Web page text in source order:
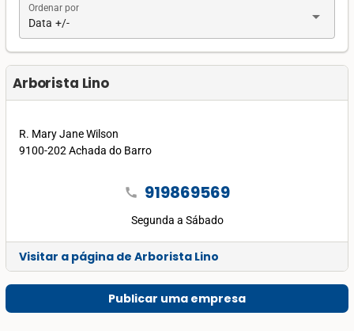
Data +/-
Ordenar por arrow_drop_down
Arborista Lino
R. Mary Jane Wilson
9100-202 Achada do Barro
call 919869569
Segunda a Sábado
Visitar a página de Arborista Lino
Publicar uma empresa